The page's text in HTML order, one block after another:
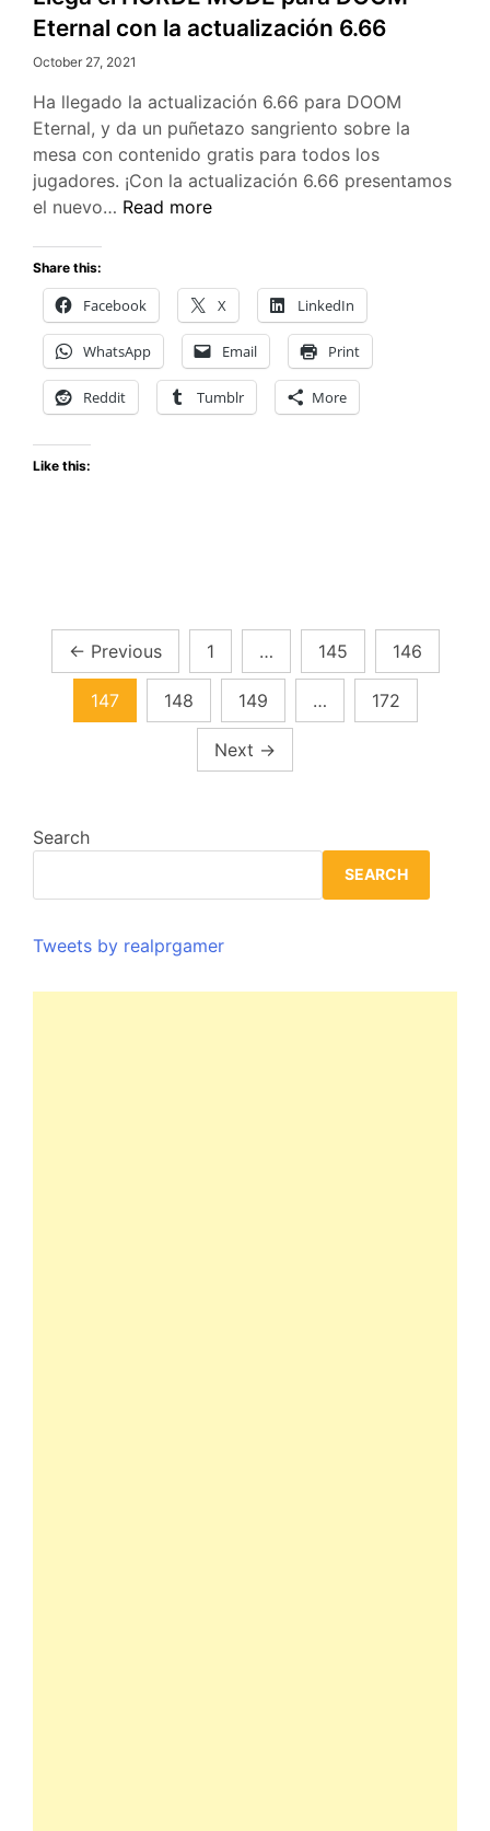
Eternal con la actualización 6.66
October 27, 2021
Ha llegado la actualización 6.66 para DOOM
Eternal, y da un puñetazo sangriento sobre la
mesa con contenido gratis para todos los
jugadores. ¡Con la actualización 6.66 presentamos
el nuevo… Llega
MODE
para
DOOM
Eternal
con
la
Read more
Share this:
Facebook X LinkedIn
WhatsApp Email Print
Reddit Tumblr More
Like this:
Posts
pagination
← Previous 1 … 145 146
147 148 149 … 172
Next →
Search
SEARCH
Tweets by realprgamer